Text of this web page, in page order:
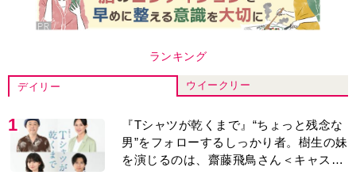
ランキング
デイリー ウイークリー
1
『Tシャツが乾くまで』“ちょっと残念な
男”をフォローするしっかり者。樹生の妹
を演じるのは、齋藤飛鳥さん＜キャスト